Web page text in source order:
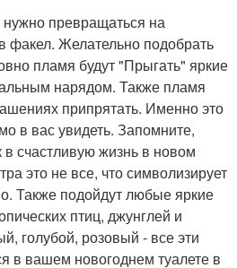
превращаться на
факел. Желательно подобрать
пламя будут "Прыгать" яркие
нарядом. Также пламя
припрятать. Именно это
в вас увидеть. Запомните,
в счастливую жизнь в новом
это не все, что символизирует
Также подойдут любые яркие
птиц, джунглей и
голубой, розовый - все эти
в вашем новогоднем туалете в